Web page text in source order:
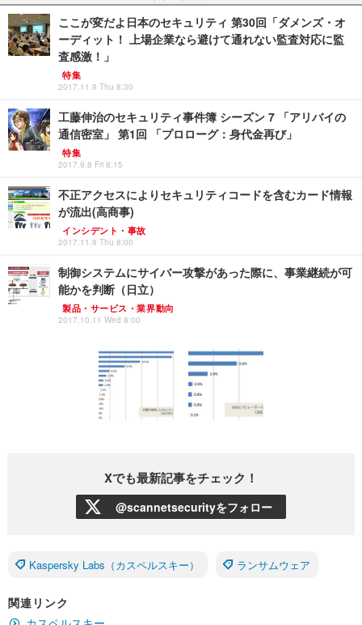
ここが変だよ日本のセキュリティ 第30回「ダメンズ・オ
ーディット！ 上場企業なら避けて通れない監査対応に監
査感激！」
特集
2017.11.9 Thu 8:30
工藤伸治のセキュリティ事件簿 シーズン 7 「アリバイの
通信密室」 第1回 「プロローグ：身代金再び」
特集
2017.9.8 Fri 8:15
不正アクセスによりセキュリティコードを含むカード情報
が流出(高商事)
インシデント・事故
2017.11.9 Thu 8:00
制御システムにサイバー攻撃があった際に、事業継続が可
能かを判断（日立）
製品・サービス・業界動向
2017.10.11 Wed 8:00
Xでも最新記事をチェック！
@scannetsecurityをフォロー
Kaspersky Labs（カスペルスキー） ランサムウェア
関連リンク